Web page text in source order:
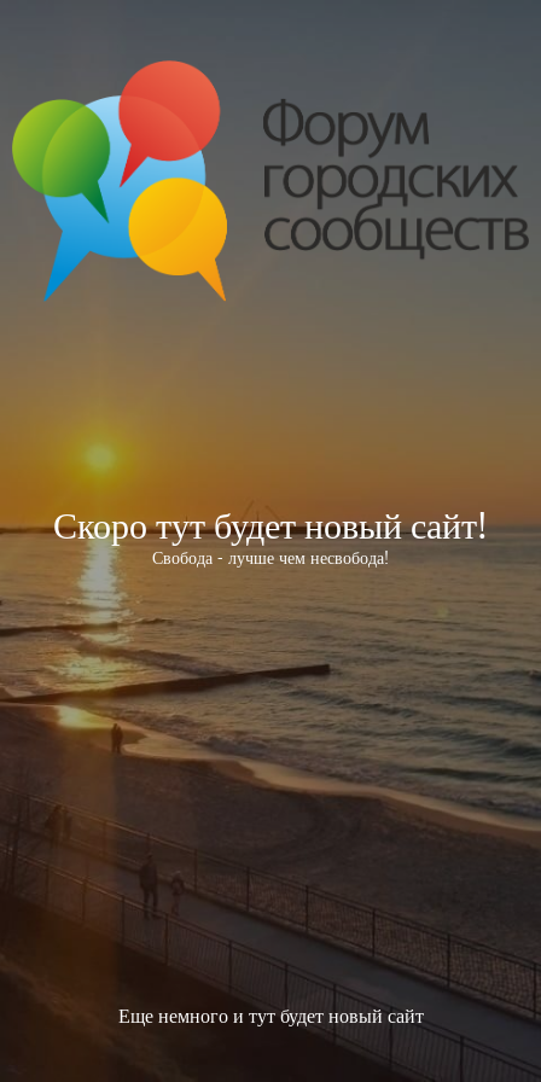
Скоро тут будет новый сайт!
Свобода - лучше чем несвобода!
Еще немного и тут будет новый сайт